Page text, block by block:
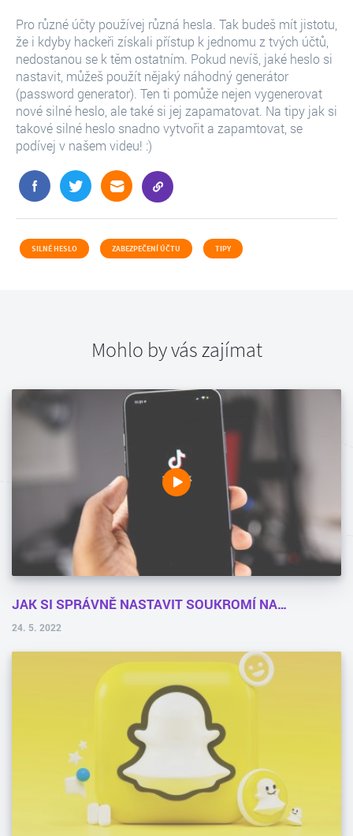
Pro různé účty používej různá hesla. Tak budeš mít jistotu,
že i kdyby hackeři získali přístup k jednomu z tvých účtů,
nedostanou se k těm ostatním. Pokud nevíš, jaké heslo si
nastavit, můžeš použít nějaký náhodný generátor
(password generator). Ten ti pomůže nejen vygenerovat
nové silné heslo, ale také si jej zapamatovat. Na tipy jak si
takové silné heslo snadno vytvořit a zapamtovat, se
podívej v našem videu! :)
SILNÉ HESLO ZABEZPEČENÍ ÚČTU TIPY
Mohlo by vás zajímat
JAK SI SPRÁVNĚ NASTAVIT SOUKROMÍ NA…
24. 5. 2022